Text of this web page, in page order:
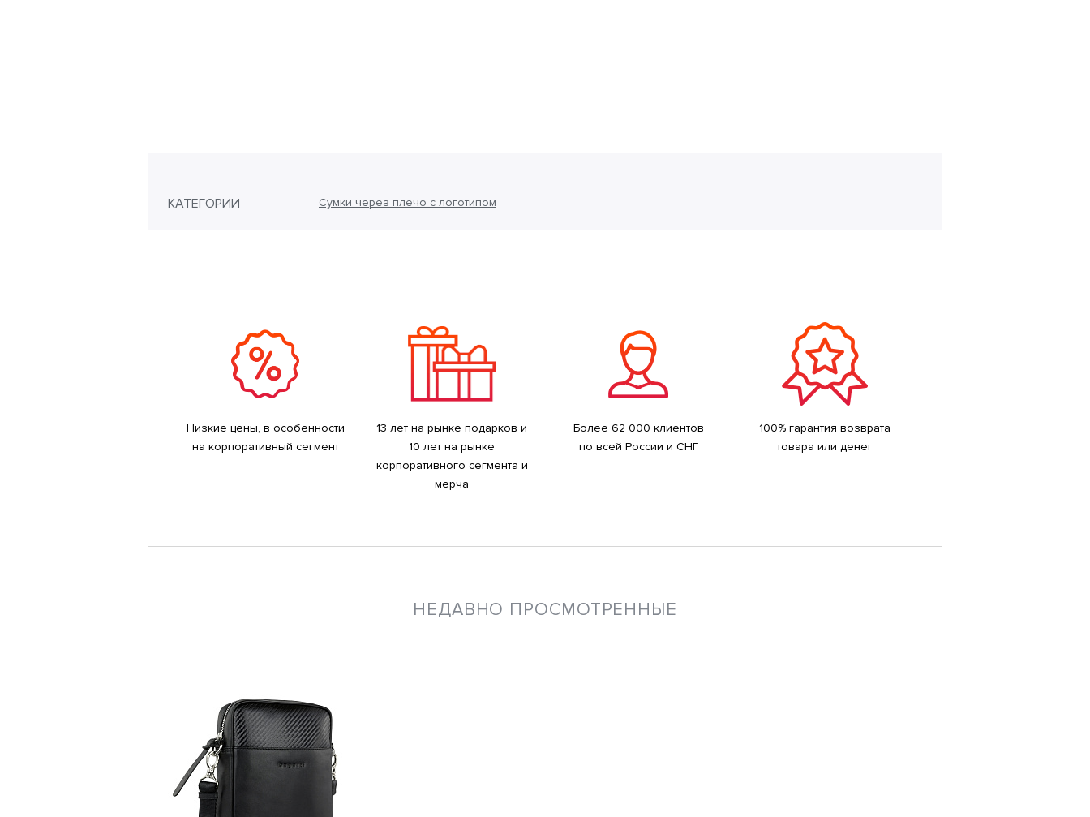
КАТЕГОРИИ Сумки через плечо с логотипом
Низкие цены, в особенности
на корпоративный сегмент
13 лет на рынке подарков и
10 лет на рынке
корпоративного сегмента и
мерча
Более 62 000 клиентов
по всей России и СНГ
100% гарантия возврата
товара или денег
НЕДАВНО ПРОСМОТРЕННЫЕ